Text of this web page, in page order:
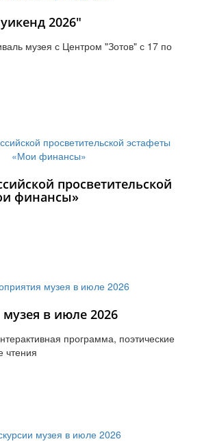
2026"
музея с Центром "Зотов" с 17 по
просветительской
финансы»
в июле 2026
программа, поэтические
чтения